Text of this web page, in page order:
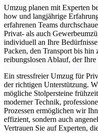
Umzug planen mit Experten
how und langjährige
erfahrenen Teams
Privat- als auch
individuell an Ihre
Packen, den Transport bis
reibungslosen Ablauf, der
Ein stressfreier Umzug für
der richtigen Unterstützung.
mögliche Stolpersteine
moderner Technik,
Prozessen ermöglichen wir
effizient, sondern auch
Vertrauen Sie auf Experten,